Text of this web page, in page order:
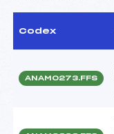
Codex
ANAM0273.FFS